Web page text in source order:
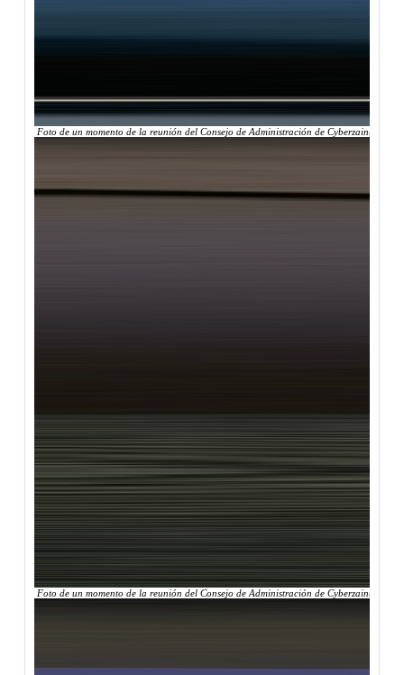
Foto de un momento de la reunión del Consejo de Administración de Cyberzaintza,
Foto de un momento de la reunión del Consejo de Administración de Cyberzaintza, en